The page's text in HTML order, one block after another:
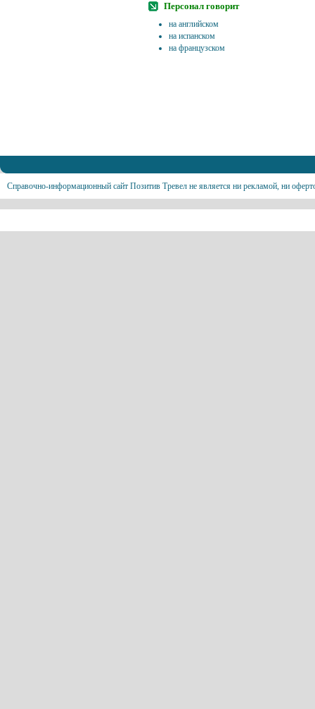
Персонал говорит
на английском
на испанском
на французском
Справочно-информационный сайт Позитив Тревел не является ни рекламой, ни